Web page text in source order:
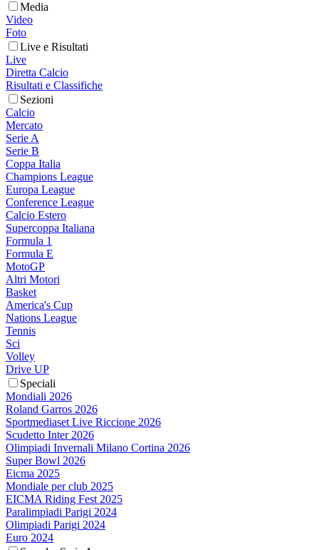
Media
Video
Foto
Live e Risultati
Live
Diretta Calcio
Risultati e Classifiche
Sezioni
Calcio
Mercato
Serie A
Serie B
Coppa Italia
Champions League
Europa League
Conference League
Calcio Estero
Supercoppa Italiana
Formula 1
Formula E
MotoGP
Altri Motori
Basket
America's Cup
Nations League
Tennis
Sci
Volley
Drive UP
Speciali
Mondiali 2026
Roland Garros 2026
Sportmediaset Live Riccione 2026
Scudetto Inter 2026
Olimpiadi Invernali Milano Cortina 2026
Super Bowl 2026
Eicma 2025
Mondiale per club 2025
EICMA Riding Fest 2025
Paralimpiadi Parigi 2024
Olimpiadi Parigi 2024
Euro 2024